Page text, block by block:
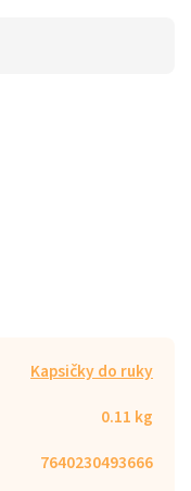
Kapsičky do ruky
0.11 kg
7640230493666